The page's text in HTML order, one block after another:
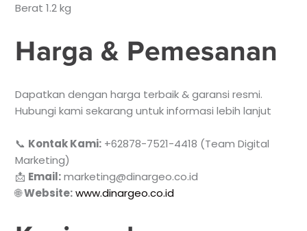
Berat 1.2 kg
Harga & Pemesanan
Dapatkan dengan harga terbaik & garansi resmi.
Hubungi kami sekarang untuk informasi lebih lanjut
📞 Kontak Kami: +62878-7521-4418 (Team Digital
Marketing)
📩 Email:marketing@dinargeo.co.id
🌐Website: www.dinargeo.co.id